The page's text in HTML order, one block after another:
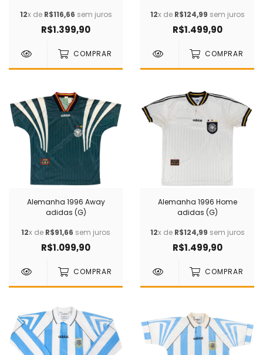
12x de R$116,66 sem juros
R$1.399,90
COMPRAR
12x de R$124,99 sem juros
R$1.499,90
COMPRAR
Alemanha 1996 Away
adidas (G)
12x de R$91,66 sem juros
R$1.099,90
COMPRAR
Alemanha 1996 Home
adidas (G)
12x de R$124,99 sem juros
R$1.499,90
COMPRAR